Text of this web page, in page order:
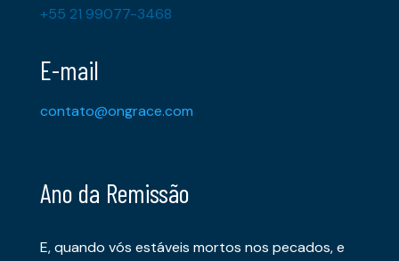
+55 21 99077-3468
E-mail
contato@ongrace.com
Ano da Remissão
E, quando vós estáveis mortos nos pecados, e